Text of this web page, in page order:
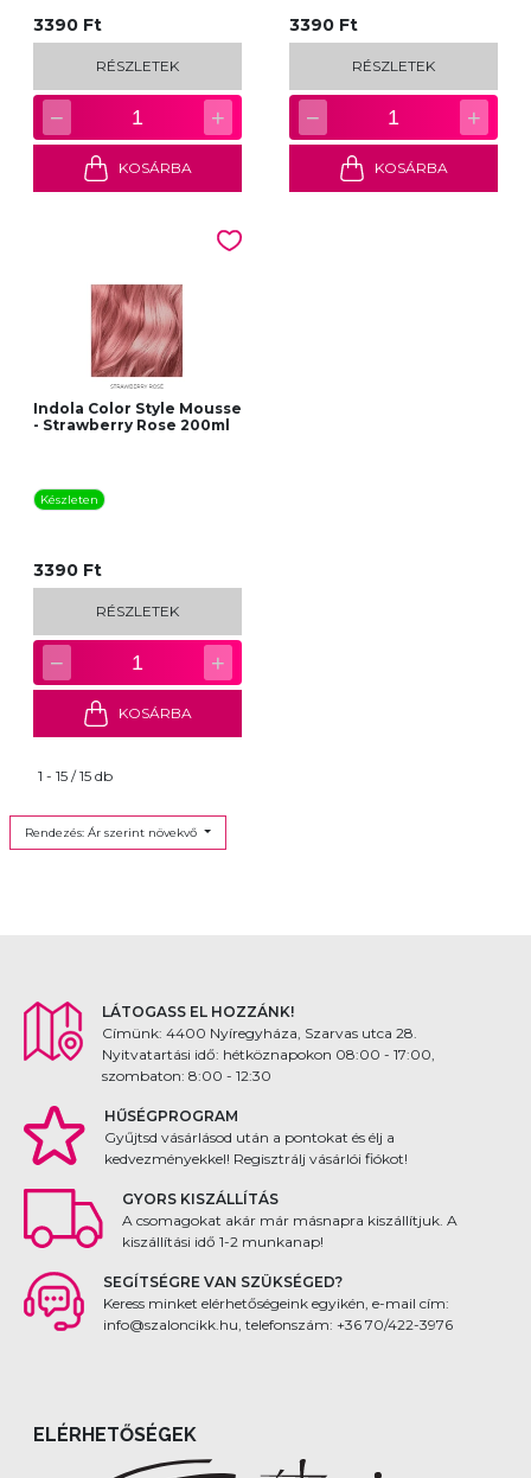
3390 Ft
RÉSZLETEK
− 1 +
KOSÁRBA
3390 Ft
RÉSZLETEK
− 1 +
KOSÁRBA
Indola Color Style Mousse
- Strawberry Rose 200ml
Készleten
3390 Ft
RÉSZLETEK
− 1 +
KOSÁRBA
1 - 15 / 15 db
Rendezés: Ár szerint növekvő
LÁTOGASS EL HOZZÁNK!
Címünk: 4400 Nyíregyháza, Szarvas utca 28.
Nyitvatartási idő: hétköznapokon 08:00 - 17:00,
szombaton: 8:00 - 12:30
HŰSÉGPROGRAM
Gyűjtsd vásárlásod után a pontokat és élj a
kedvezményekkel! Regisztrálj vásárlói fiókot!
GYORS KISZÁLLÍTÁS
A csomagokat akár már másnapra kiszállítjuk. A
kiszállítási idő 1-2 munkanap!
SEGÍTSÉGRE VAN SZÜKSÉGED?
Keress minket elérhetőségeink egyikén, e-mail cím:
info@szaloncikk.hu, telefonszám: +36 70/422-3976
ELÉRHETŐSÉGEK